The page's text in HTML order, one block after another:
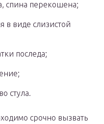
спина перекошена;
в виде слизистой
последа;
стула.
срочно вызвать